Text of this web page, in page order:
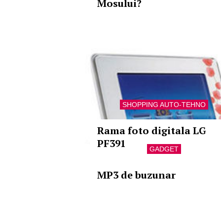
Mosului?
SHOPPING AUTO-TEHNO
Rama foto digitala LG
PF391
GADGET
MP3 de buzunar